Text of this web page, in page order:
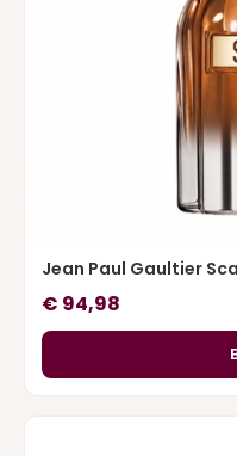
Jean Paul Gaultier
€ 94,98